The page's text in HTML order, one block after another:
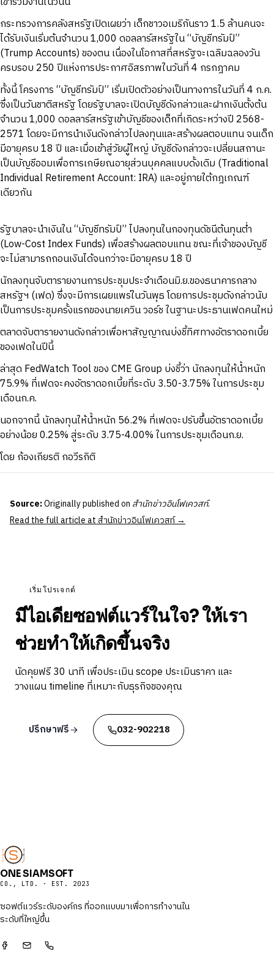
กระทรวงการคลังสหรัฐเปิดเผยว่า เด็กชาวอเมริกันราว 1.5 ล้านคนจะ
ได้รับเงินเริ่มต้นจำนวน 1,000 ดอลลาร์สหรัฐใน “บัญชีทรัมป์”
(Trump Accounts) ของตน เนื่องในโอกาสที่สหรัฐจะเฉลิมฉลองวัน
ครบรอบ 250 ปีแห่งการประกาศอิสรภาพในวันที่ 4 กรกฎาคม
ทั้งนี้ โครงการ “บัญชีทรัมป์” เริ่มเปิดตัวอย่างเป็นทางการในวันที่ 4 ก.ค.
ซึ่งเป็นวันชาติสหรัฐ โดยรัฐบาลจะเปิดบัญชีดังกล่าวและฝากเงินตั้งต้น
จำนวน 1,000 ดอลลาร์สหรัฐเข้าบัญชีของเด็กที่เกิดระหว่างปี 2568-
2571 โดยจะมีการนำเงินดังกล่าวไปลงทุนและสร้างผลตอบแทน จนเด็ก
มีอายุครบ 18 ปี และเมื่อเข้าสู่วัยผู้ใหญ่ บัญชีดังกล่าวจะเปลี่ยนสถานะ
เป็นบัญชีออมเพื่อการเกษียณอายุส่วนบุคคลแบบดั้งเดิม (Traditional
Individual Retirement Account: IRA) และอยู่ภายใต้กฎเกณฑ์
เดียวกัน
รัฐบาลจะนำเงินใน “บัญชีทรัมป์” ไปลงทุนในกองทุนดัชนีต้นทุนต่ำ
(Low-Cost Index Funds) เพื่อสร้างผลตอบแทน ขณะที่เจ้าของบัญชี
จะไม่สามารถถอนเงินได้จนกว่าจะมีอายุครบ 18 ปี
นักลงทุนจับตารายงานการประชุมประจำเดือนมิ.ย.ของธนาคารกลาง
สหรัฐฯ (เฟด) ซึ่งจะมีการเผยแพร่ในวันพุธ โดยการประชุมดังกล่าวนับ
เป็นการประชุมครั้งแรกของนายเควิน วอร์ช ในฐานะประธานเฟดคนใหม่
ตลาดจับตารายงานดังกล่าวเพื่อหาสัญญาณบ่งชี้ทิศทางอัตราดอกเบี้ย
ของเฟดในปีนี้
ล่าสุด FedWatch Tool ของ CME Group บ่งชี้ว่า นักลงทุนให้น้ำหนัก
75.9% ที่เฟดจะคงอัตราดอกเบี้ยที่ระดับ 3.50-3.75% ในการประชุม
เดือนก.ค.
นอกจากนี้ นักลงทุนให้น้ำหนัก 56.2% ที่เฟดจะปรับขึ้นอัตราดอกเบี้ย
อย่างน้อย 0.25% สู่ระดับ 3.75-4.00% ในการประชุมเดือนก.ย.
โดย ก้องเกียรติ กอวีรกิติ
Source:Originally published on สำนักข่าวอินโฟเควสท์.
Read the full article at สำนักข่าวอินโฟเควสท์ →
เริ่มโปรเจกต์
มีไอเดียซอฟต์แวร์ในใจ? ให้เรา
ช่วยทำให้เกิดขึ้นจริง
นัดคุยฟรี 30 นาที เพื่อประเมิน scope ประเมินราคา และ
วางแผน timeline ที่เหมาะกับธุรกิจของคุณ
ปรึกษาฟรี 032-902218
ONE SIAMSOFT
CO., LTD. · EST. 2023
ซอฟต์แวร์ระดับองค์กร ที่ออกแบบมาเพื่อการทำงานใน
ระดับที่ใหญ่ขึ้น